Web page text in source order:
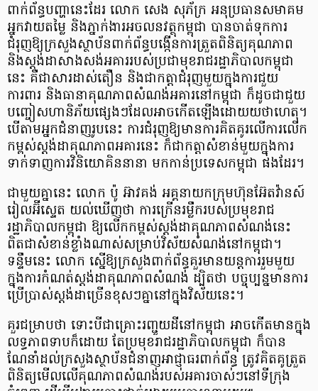
​ពាក់ព័ន្ធបញ្ហានេះដែរ លោក សេង សុភ័ក្រ អនុប្រធានសមាគម
អ្នកវាយតម្លៃ និងភ្នាក់ងារអចលនវត្ថុកម្ពុជា បានចាត់ទុកការ
ជំរុញឱ្យក្រសួងស្ថាប័នពាក់ព័ន្ធបង្កើនការត្រួតពិនិត្យគុណភាព
និងស្តង់ដាសាងសង់អគាររបស់ប្រជាមុខរាជរដ្ឋាភិបាលកម្ពុជា
នេះ គឺជាសារដាស់តឿន និងជាកត្តាជំរុញមួយក្នុងការជួយ
ការពារ និងធានាគុណភាពសំណង់អគារនៅកម្ពុជា ក៏ដូចជាជួយ
បញ្ចៀសហានិភ័យផ្សេងៗដែលអាចកើតឡើងដោយយថាហេតុ។
បើតាមអ្នកជំនាញរូបនេះ ការជំរុញឱ្យមានការគិតគូរលើការលើក
កម្ពស់ស្តង់ដាគុណភាពអគារនេះ ក៏ជាកត្តាសំខាន់មួយក្នុងការ
ទាក់ទាញការវិនិយោគិននានា មកកាន់ប្រទេសកម្ពុជា ផងដែរ។
​ជាមួយគ្នានេះ លោក ប៉ូ អ៊ាវគង់ អគ្គនាយកក្រុមហ៊ុនអ៊ែតវ៉ានស៍
រៀលអ៊ីស្ទេត យល់ឃើញថា ការក្រើនរម្លឹករបស់ប្រមុខរាជ
រដ្ឋាភិបាលកម្ពុជា ឱ្យលើកកម្ពស់ស្តង់ដា​គុណភាពសំណង់នេះ
ពិតជា​សំខាន់ខ្លាំងណាស់សម្រាប់វិស័យសំណង់នៅកម្ពុជា។
ទន្ទឹមនេះ លោក ស្នើឱ្យក្រសួងពាក់ព័ន្ធគួរមានយន្តការរួមមួយ
ក្នុងការកំណត់ស្តង់ដា​គុណភាពសំណង់ ដ្បិតថា បច្ចុប្បន្នមានការ
ប្រើប្រាស់ស្តង់ដា​ច្រើនខុសៗគ្នានៅក្នុងវិស័យនេះ។
​គួរជម្រាបថា ទោះបីជាគ្រោះរញ្ជួយដីនៅកម្ពុជា អាចកើតមានក្នុង
លទ្ធភាពទាបក៏ដោយ តែប្រមុខរាជរដ្ឋាភិបាលកម្ពុជា ក៏បាន
ណែនាំដល់ក្រសួងស្ថាប័នជំនាញអាជ្ញាធរពាក់ព័ន្ធ ត្រូវគិតគូត្រួត
ពិនិត្យមើលលើគុណភាពសំណង់របស់អគារចាស់ៗនៅទីក្រុង